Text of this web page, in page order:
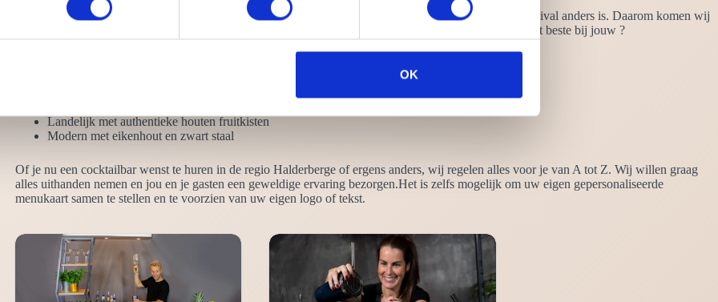
OK
Omdat wij jaarlijks op meer dan 500 feesten cocktails shaken, hebben wij goed in het vizier dat elke festival anders is. Daarom komen wij
ook altijd in contact met jou om alle wensen en verlangen te bespreken. Heb jij al een idee welke stijl het beste bij jouw ?
Landelijk met authentieke houten fruitkisten
Modern met eikenhout en zwart staal
Of je nu een cocktailbar wenst te huren in de regio Halderberge of ergens anders, wij regelen alles voor je van A tot Z. Wij willen graag
alles uithanden nemen en jou en je gasten een geweldige ervaring bezorgen.Het is zelfs mogelijk om uw eigen gepersonaliseerde
menukaart samen te stellen en te voorzien van uw eigen logo of tekst.